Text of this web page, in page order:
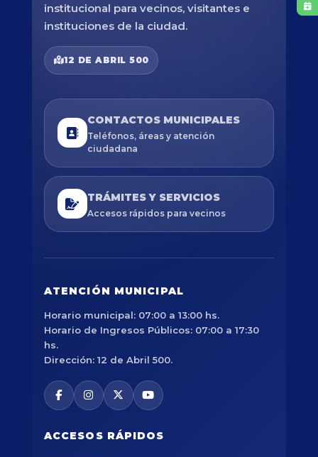
institucional para vecinos, visitantes e
instituciones de la ciudad.
12 DE ABRIL 500
CONTACTOS MUNICIPALES
Teléfonos, áreas y atención
ciudadana
TRÁMITES Y SERVICIOS
Accesos rápidos para vecinos
ATENCIÓN MUNICIPAL
Horario municipal: 07:00 a 13:00 hs.
Horario de Ingresos Públicos: 07:00 a 17:30
hs.
Dirección: 12 de Abril 500.
ACCESOS RÁPIDOS